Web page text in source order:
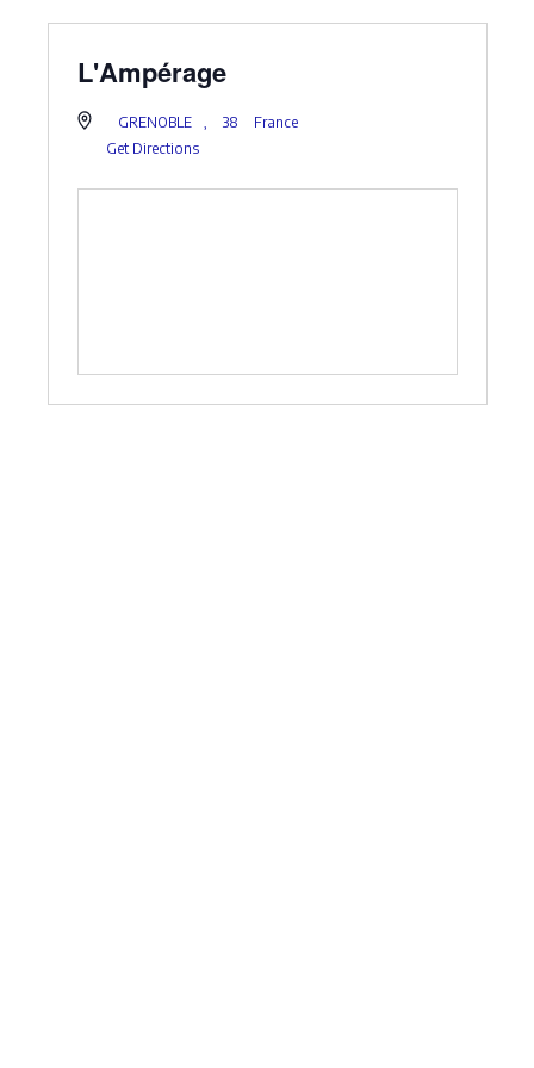
L'Ampérage
GRENOBLE , 38
France
Get Directions